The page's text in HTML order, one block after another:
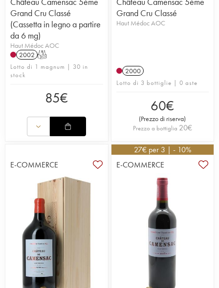
Grand Cru Classé
(Cassetta in legno a partire
da 6 mg)
Haut Médoc AOC
2002 T
Lotto di 1 magnum | 30 in
stock
85€
Grand Cru Classé
Haut Médoc AOC
2000
Lotto di 3 bottiglie | 0 aste
60€
(Prezzo di riserva)
Prezzo a bottiglia 20€
E-COMMERCE
27€ per 3 | - 10%
E-COMMERCE